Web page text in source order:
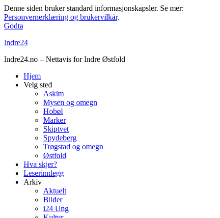
Denne siden bruker standard informasjonskapsler. Se mer:
Personvernerklæring og brukervilkår.
Godta
Indre24
Indre24.no – Nettavis for Indre Østfold
Hjem
Velg sted
Askim
Mysen og omegn
Hobøl
Marker
Skiptvet
Spydeberg
Trøgstad og omegn
Østfold
Hva skjer?
Leserinnlegg
Arkiv
Aktuelt
Bilder
i24 Ung